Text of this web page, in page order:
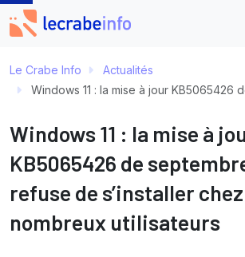
Le Crabe Info
Actualités
Windows 11 : la mise à jour KB5065426 de septembre 2025 refuse de
Windows 11 : la mise à
KB5065426 de
refuse de s’installer
nombreux utilisateurs